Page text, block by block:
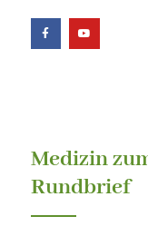
F
a
Y
o
Medizin
Rundbrief